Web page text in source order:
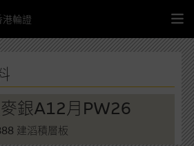
港輪證
銀A12月PW26
建滔積層板